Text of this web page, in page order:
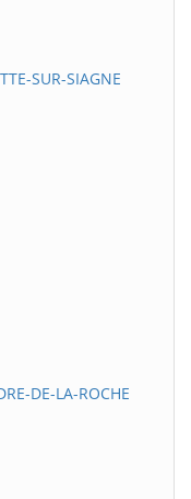
SUR-SIAGNE
DE-LA-ROCHE